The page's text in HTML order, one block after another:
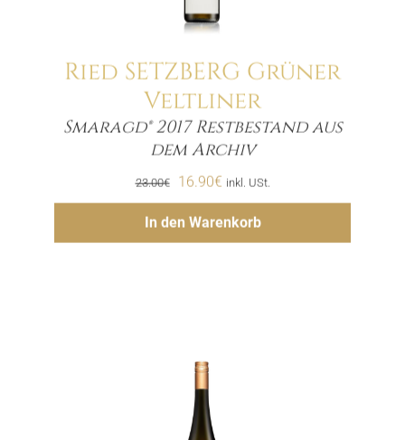
Ried SETZBERG Grüner
Veltliner
Smaragd® 2017 Restbestand aus
dem Archiv
23.00€
Ursprünglicher
Preis
war:
16.90€Aktueller
Preis
ist:
inkl. USt.
In den Warenkorb
Menge